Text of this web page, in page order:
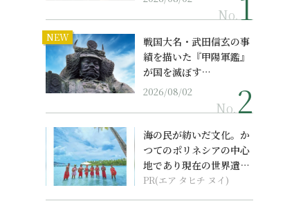
No.
NEW
戦国大名・武田信玄の事
績を描いた『甲陽軍鑑』
が国を滅ぼす…
2026/08/02
No.
海の民が紡いだ文化。か
つてのポリネシアの中心
地であり現在の世界遺産
からみえてくる...
PR(エア タヒチ ヌイ)